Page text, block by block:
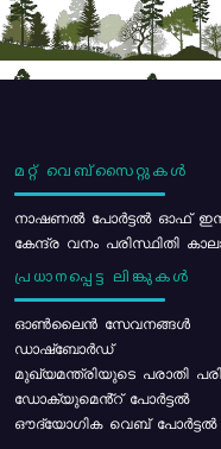
മറ്റ് വെബ്സൈറ്റുകൾ
നാഷണൽ പോർട്ടൽ ഓഫ്
കേന്ദ്ര വനം പരിസ്ഥിതി
പ്രധാനപ്പെട്ട ലിങ്കുകൾ
ഓൺലൈൻ സേവനങ്ങൾ
ഡാഷ്ബോർഡ്
മുഖ്യമന്ത്രിയുടെ പരാതി
ഡോക്യുമെൻ്റ് പോർട്ടൽ
ഔദ്യോഗിക വെബ് പോർട്ടൽ